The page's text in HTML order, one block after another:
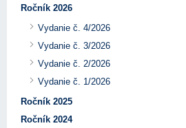
Ročník 2026
Vydanie č. 4/2026
Vydanie č. 3/2026
Vydanie č. 2/2026
Vydanie č. 1/2026
Ročník 2025
Ročník 2024